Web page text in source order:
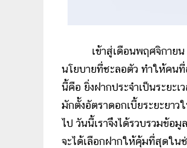
เข้าสู่เดือนพฤศจิกายน
นโยบายที่ชะลอตัว ทำให้คนที่
นี้คือ ยิ่งฝากประจำเป็นระยะเ
มักตั้งอัตราดอกเบี้ยระยะยาว
ไป วันนี้เราจึงได้รวบรวมข้อมูล
จะได้เลือกฝากให้คุ้มที่สุดใน